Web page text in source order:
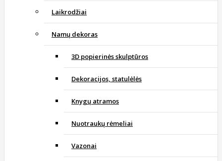
Laikrodžiai
Namų dekoras
3D popierinės skulptūros
Dekoracijos, statulėlės
Knygų atramos
Nuotraukų rėmeliai
Vazonai